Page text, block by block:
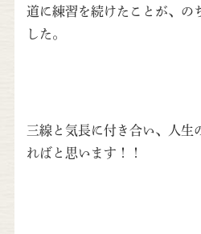
道に練習を続けたことが、の
した。
三線と気長に付き合い、人生
ればと思います！！